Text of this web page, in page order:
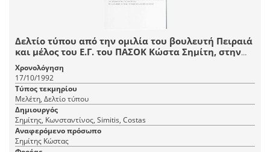
Δελτίο τύπου από την ομιλία του βουλευτή Πειραιά
και μέλος του Ε.Γ. του ΠΑΣΟΚ Κώστα Σημίτη, στην
Ιεράπετρα Κρήτης: Εκχώρηση περιουσιακών
στοιχείων στον κ. Γκλύξμπουργκ
Χρονολόγηση
17/10/1992
Τύπος τεκμηρίου
Μελέτη, Δελτίο τύπου
Δημιουργός
Σημίτης, Κωνσταντίνος, Simitis, Costas
Αναφερόμενο πρόσωπο
Σημίτης Κώστας